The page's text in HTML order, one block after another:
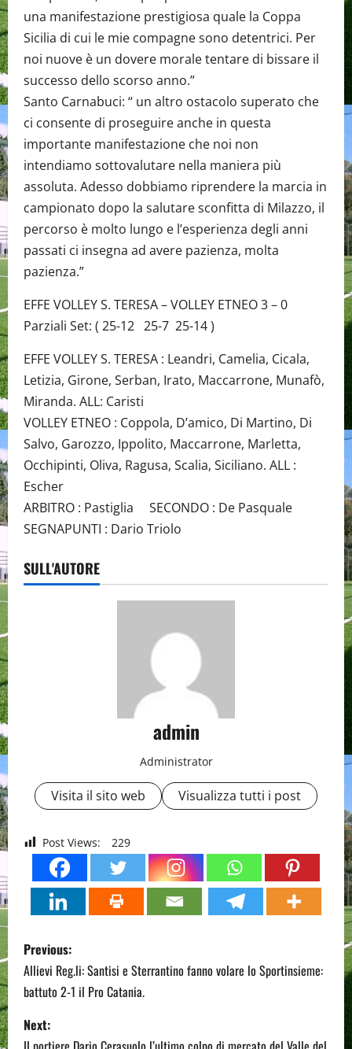
una manifestazione prestigiosa quale la Coppa
Sicilia di cui le mie compagne sono detentrici. Per
noi nuove è un dovere morale tentare di bissare il
successo dello scorso anno.”
Santo Carnabuci: “ un altro ostacolo superato che
ci consente di proseguire anche in questa
importante manifestazione che noi non
intendiamo sottovalutare nella maniera più
assoluta. Adesso dobbiamo riprendere la marcia in
campionato dopo la salutare sconfitta di Milazzo, il
percorso è molto lungo e l’esperienza degli anni
passati ci insegna ad avere pazienza, molta
pazienza.”
EFFE VOLLEY S. TERESA – VOLLEY ETNEO 3 – 0
Parziali Set: ( 25-12 25-7 25-14 )
EFFE VOLLEY S. TERESA : Leandri, Camelia, Cicala,
Letizia, Girone, Serban, Irato, Maccarrone, Munafò,
Miranda. ALL: Caristi
VOLLEY ETNEO : Coppola, D’amico, Di Martino, Di
Salvo, Garozzo, Ippolito, Maccarrone, Marletta,
Occhipinti, Oliva, Ragusa, Scalia, Siciliano. ALL :
Escher
ARBITRO : Pastiglia SECONDO : De Pasquale
SEGNAPUNTI : Dario Triolo
SULL'AUTORE
admin
Administrator
Visita il sito web Visualizza tutti i post
Post Views: 229
P
o
s
t
Previous:
Allievi Reg.li: Santisi e Sterrantino fanno volare lo Sportinsieme:
battuto 2-1 il Pro Catania.
Next: